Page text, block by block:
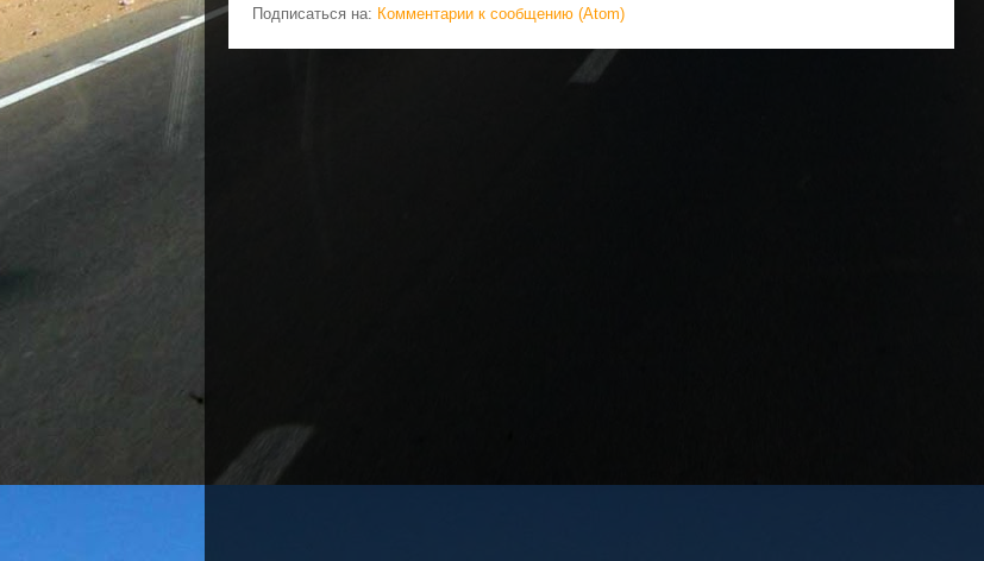
Подписаться на: Комментарии к сообщению (Atom)